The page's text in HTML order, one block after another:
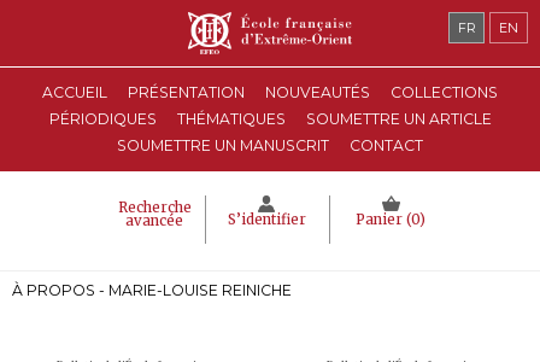
ACCUEIL PRÉSENTATION NOUVEAUTÉS
COLLECTIONS
PÉRIODIQUES
THÉMATIQUES
SOUMETTRE UN ARTICLE
SOUMETTRE UN MANUSCRIT
CONTACT
Recherche
avancée S’identifier Panier (0)
FR EN
À PROPOS - MARIE-LOUISE REINICHE